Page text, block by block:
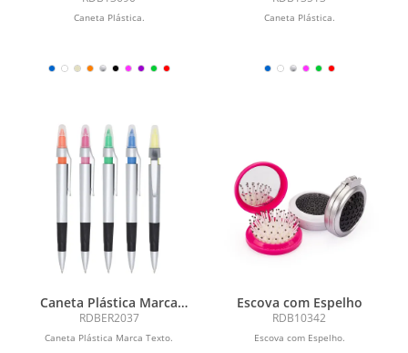
Caneta Plástica. Caneta Plástica.
Caneta Plástica Marca
Texto
RDBER2037
Caneta Plástica Marca Texto.
Escova com Espelho
RDB10342
Escova com Espelho.